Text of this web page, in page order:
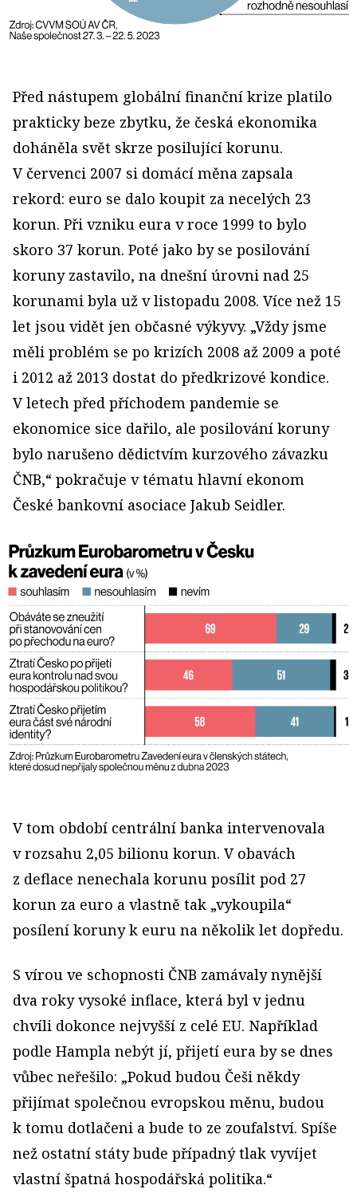
Před nástupem globální finanční krize platilo
prakticky beze zbytku, že česká ekonomika
doháněla svět skrze posilující korunu.
V červenci 2007 si domácí měna zapsala
rekord: euro se dalo koupit za necelých 23
korun. Při vzniku eura v roce 1999 to bylo
skoro 37 korun. Poté jako by se posilování
koruny zastavilo, na dnešní úrovni nad 25
korunami byla už v listopadu 2008. Více než 15
let jsou vidět jen občasné výkyvy. „Vždy jsme
měli problém se po krizích 2008 až 2009 a poté
i 2012 až 2013 dostat do předkrizové kondice.
V letech před příchodem pandemie se
ekonomice sice dařilo, ale posilování koruny
bylo narušeno dědictvím kurzového závazku
ČNB,“ pokračuje v tématu hlavní ekonom
České bankovní asociace Jakub Seidler.
V tom období centrální banka intervenovala
v rozsahu 2,05 bilionu korun. V obavách
z deflace nenechala korunu posílit pod 27
korun za euro a vlastně tak „vykoupila“
posílení koruny k euru na několik let dopředu.
S vírou ve schopnosti ČNB zamávaly nynější
dva roky vysoké inflace, která byl v jednu
chvíli dokonce nejvyšší z celé EU. Například
podle Hampla nebýt jí, přijetí eura by se dnes
vůbec neřešilo: „Pokud budou Češi někdy
přijímat společnou evropskou měnu, budou
k tomu dotlačeni a bude to ze zoufalství. Spíše
než ostatní státy bude případný tlak vyvíjet
vlastní špatná hospodářská politika.“